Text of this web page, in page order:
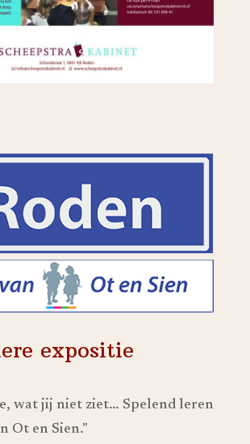
expositie
wat jij niet ziet… Spelend leren
Ot en Sien."